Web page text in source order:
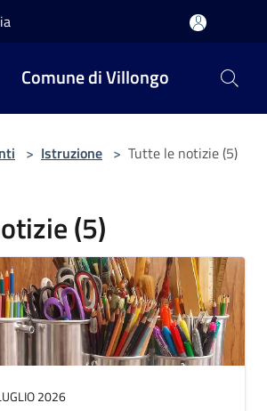
Comune di Villongo
> Istruzione > Tutte le notizie (5)
(5)
2026